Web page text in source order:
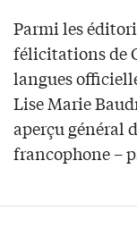
Parmi les
félicitations de
langues
Lise Marie
aperçu général
francophone –